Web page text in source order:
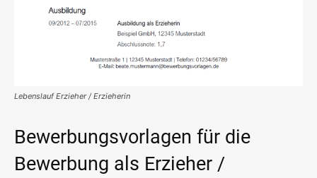
Lebenslauf Erzieher / Erzieherin
Bewerbungsvorlagen für die
Bewerbung als Erzieher /